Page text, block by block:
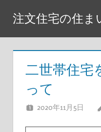
テ
注文住宅の住ま
二世帯住宅
って
2020年11月5日